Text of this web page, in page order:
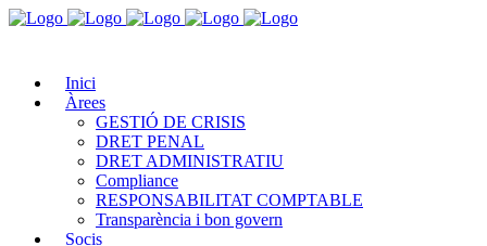
Inici
Àrees
GESTIÓ DE CRISIS
DRET PENAL
DRET ADMINISTRATIU
Compliance
RESPONSABILITAT COMPTABLE
Transparència i bon govern
Socis